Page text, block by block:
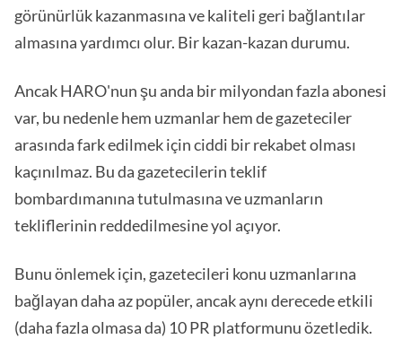
görünürlük kazanmasına ve kaliteli geri bağlantılar
almasına yardımcı olur. Bir kazan-kazan durumu.
Ancak HARO'nun şu anda bir milyondan fazla abonesi
var, bu nedenle hem uzmanlar hem de gazeteciler
arasında fark edilmek için ciddi bir rekabet olması
kaçınılmaz. Bu da gazetecilerin teklif
bombardımanına tutulmasına ve uzmanların
tekliflerinin reddedilmesine yol açıyor.
Bunu önlemek için, gazetecileri konu uzmanlarına
bağlayan daha az popüler, ancak aynı derecede etkili
(daha fazla olmasa da) 10 PR platformunu özetledik.